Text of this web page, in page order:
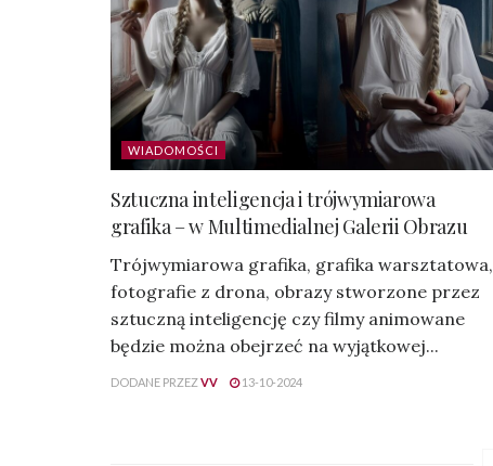
WIADOMOŚCI
Sztuczna inteligencja i trójwymiarowa
grafika – w Multimedialnej Galerii Obrazu
Trójwymiarowa grafika, grafika warsztatowa,
fotografie z drona, obrazy stworzone przez
sztuczną inteligencję czy filmy animowane
będzie można obejrzeć na wyjątkowej...
DODANE PRZEZVV 13-10-2024